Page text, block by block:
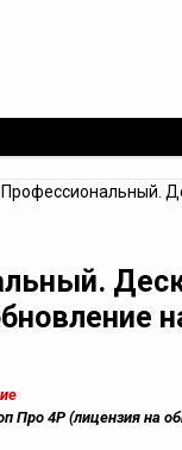
Про 4Р (лицензия на